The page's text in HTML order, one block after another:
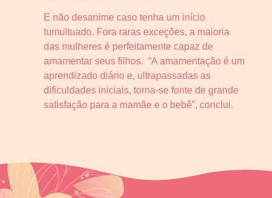
E não desanime caso tenha um início
tumultuado. Fora raras exceções, a maioria
das mulheres é perfeitamente capaz de
amamentar seus filhos. “A amamentação é um
aprendizado diário e, ultrapassadas as
dificuldades iniciais, torna-se fonte de grande
satisfação para a mamãe e o bebê”, conclui.